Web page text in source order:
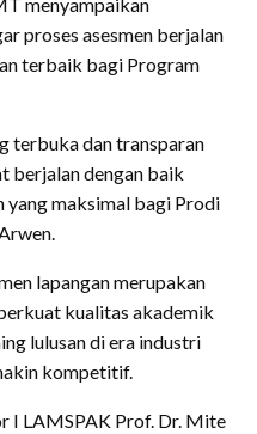
menyampaikan
proses asesmen berjalan
terbaik bagi Program
terbuka dan transparan
berjalan dengan baik
yang maksimal bagi Prodi
lapangan merupakan
kualitas akademik
lulusan di era industri
kompetitif.
I LAMSPAK Prof. Dr. Mite